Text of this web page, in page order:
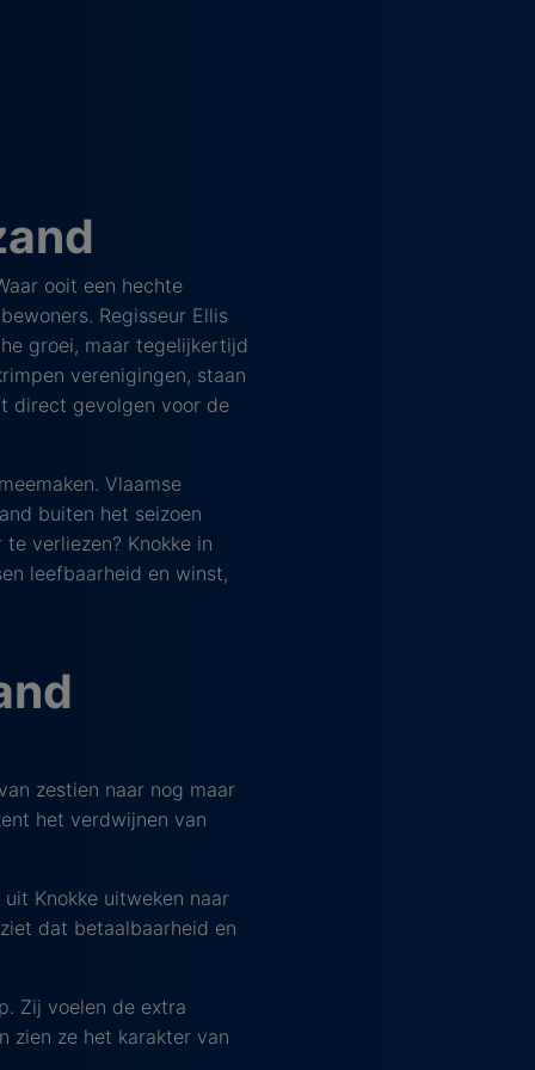
ooit een hechte
Regisseur Ellis
groei, maar tegelijkertijd
verenigingen, staan
direct gevolgen voor de
Vlaamse
buiten het seizoen
verliezen? Knokke in
leefbaarheid en winst,
zestien naar nog maar
het verdwijnen van
Knokke uitweken naar
dat betaalbaarheid en
Zij voelen de extra
zien ze het karakter van